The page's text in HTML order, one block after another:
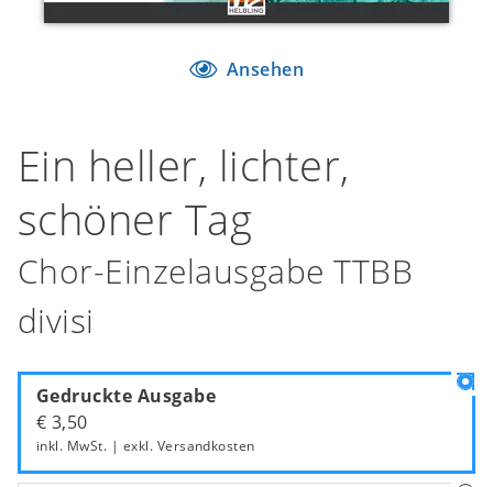
Ansehen
Ein heller, lichter,
schöner Tag
Chor-Einzelausgabe TTBB
divisi
Gedruckte Ausgabe
€ 3,50
inkl. MwSt. | exkl. Versandkosten